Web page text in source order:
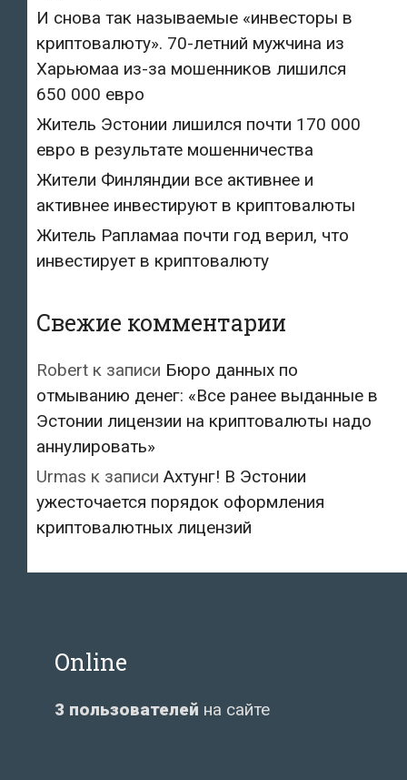
И снова так называемые «инвесторы в
криптовалюту». 70-летний мужчина из
Харьюмаа из-за мошенников лишился
650 000 евро
Житель Эстонии лишился почти 170 000
евро в результате мошенничества
Жители Финляндии все активнее и
активнее инвестируют в криптовалюты
Житель Рапламаа почти год верил, что
инвестирует в криптовалюту
Свежие комментарии
Robert к записи Бюро данных по
отмыванию денег: «Все ранее выданные в
Эстонии лицензии на криптовалюты надо
аннулировать»
Urmas к записи Ахтунг! В Эстонии
ужесточается порядок оформления
криптовалютных лицензий
Online
3 пользователей на сайте